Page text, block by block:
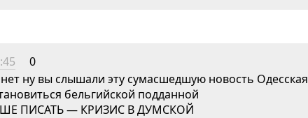
0
ну вы слышали эту сумасшедшую новость Одесская
бельгийской подданной
ПИСАТЬ — КРИЗИС В ДУМСКОЙ